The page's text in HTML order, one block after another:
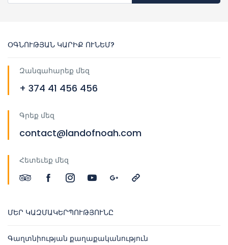
ՕԳՆՈՒԹՅԱՆ ԿԱՐԻՔ ՈՒՆԵՄ?
Զանգահարեք մեզ
+ 374 41 456 456
Գրեք մեզ
contact@landofnoah.com
Հետեւեք մեզ
ՄԵՐ ԿԱԶՄԱԿԵՐՊՈՒԹՅՈՒՆԸ
Գաղտնիության քաղաքականություն